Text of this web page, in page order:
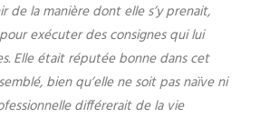
de la manière dont elle s’y prenait,
exécuter des consignes qui lui
Elle était réputée bonne dans cet
bien qu’elle ne soit pas naïve ni
différerait de la vie